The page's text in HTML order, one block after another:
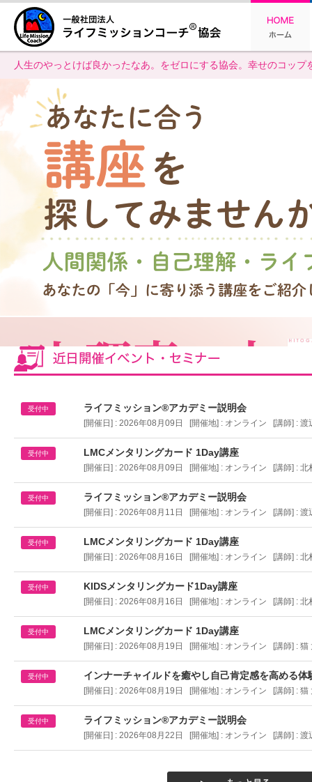
人生のやっとけば良かったなあ。をゼロにする協会。幸せのコップ
受付中 ライフミッション®︎アカデミー説明会
[開催日] : 2026年08月09日 [開催地] : オンライン [講師] : 渡
受付中 LMCメンタリングカード 1Day講座
[開催日] : 2026年08月09日 [開催地] : オンライン [講師] : 北
受付中 ライフミッション®︎アカデミー説明会
[開催日] : 2026年08月11日 [開催地] : オンライン [講師] : 渡
受付中 LMCメンタリングカード 1Day講座
[開催日] : 2026年08月16日 [開催地] : オンライン [講師] : 北
受付中 KIDSメンタリングカード1Day講座
[開催日] : 2026年08月16日 [開催地] : オンライン [講師] : 北
受付中 LMCメンタリングカード 1Day講座
[開催日] : 2026年08月19日 [開催地] : オンライン [講師] : 猫
受付中 インナーチャイルドを癒やし自己肯定感を高める体
[開催日] : 2026年08月19日 [開催地] : オンライン [講師] : 猫
受付中 ライフミッション®︎アカデミー説明会
[開催日] : 2026年08月22日 [開催地] : オンライン [講師] : 渡